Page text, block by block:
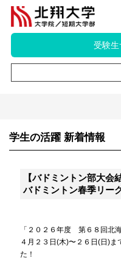
受験生
学生の活躍 新着情報
【バドミントン部大会
バドミントン春季リー
「２０２６年度 第６８回北
４月２３日(木)〜２６日(日)
た！